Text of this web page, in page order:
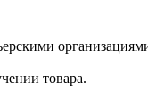
товара.